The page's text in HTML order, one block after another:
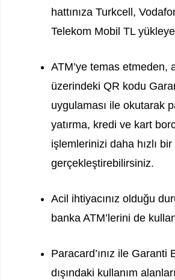
hattınıza Turkcell,
Telekom Mobil TL
ATM’ye temas etmeden,
üzerindeki QR kodu
uygulaması ile okutarak
yatırma, kredi ve kart
işlemlerinizi daha hızlı
gerçekleştirebilirsiniz.
Acil ihtiyacınız olduğu
banka ATM’lerini de
Paracard’ınız ile Garanti
dışındaki kullanım